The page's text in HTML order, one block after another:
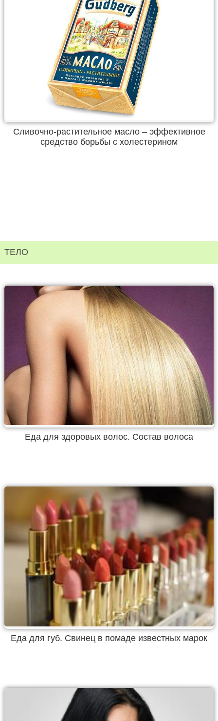
Сливочно-растительное масло – эффективное
средство борьбы с холестерином
ТЕЛО
Еда для здоровых волос. Состав волоса
Еда для губ. Свинец в помаде известных марок